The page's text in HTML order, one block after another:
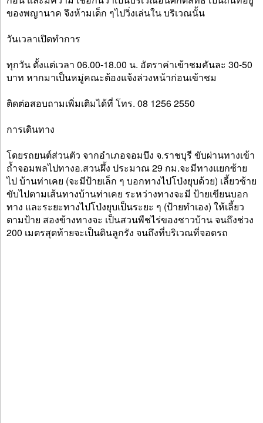
ของพญานาค จึงห้ามเด็ก ๆไปวิ่งเล่นใน บริเวณนั้น
วันเวลาเปิดทำการ
ทุกวัน ตั้งแต่เวลา 06.00-18.00 น. อัตราค่าเข้าชมคันละ 30-50
บาท หากมาเป็นหมู่คณะต้องแจ้งล่วงหน้าก่อนเข้าชม
ติดต่อสอบถามเพิ่มเติมได้ที่ โทร. 08 1256 2550
การเดินทาง
โดยรถยนต์ส่วนตัว จากอำเภอจอมบึง จ.ราชบุรี ขับผ่านทางเข้า
ถ้ำจอมพลไปทางอ.สวนผึ้ง ประมาณ 29 กม.จะมีทางแยกซ้าย
ไป บ้านท่าเคย (จะมีป้ายเล็ก ๆ บอกทางไปโป่งยุบด้วย) เลี้ยวซ้าย
ขับไปตามเส้นทางบ้านท่าเคย ระหว่างทางจะมี ป้ายเขียนบอก
ทาง และระยะทางไปโป่งยุบเป็นระยะ ๆ (ป้ายทำเอง) ให้เลี้ยว
ตามป้าย สองข้างทางจะ เป็นสวนพืชไร่ของชาวบ้าน จนถึงช่วง
200 เมตรสุดท้ายจะเป็นดินลูกรัง จนถึงที่บริเวณที่จอดรถ